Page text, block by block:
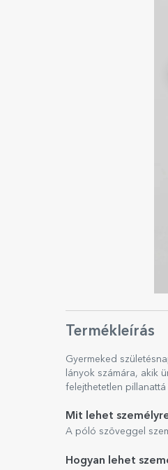
Termékleírás
Gyermeked
lányok számára, akik
felejthetetlen
Mit lehet
A póló szöveggel
Hogyan lehet